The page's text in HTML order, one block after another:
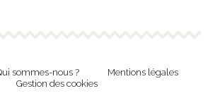
sommes-nous ?
Mentions légales
Gestion des cookies